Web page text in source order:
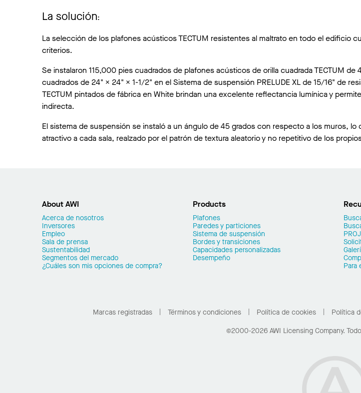
La solución:
La selección de los plafones acústicos TECTUM resistentes al maltrato en todo el edificio
criterios.
Se instalaron 115,000 pies cuadrados de plafones acústicos de orilla cuadrada TECTUM
cuadrados de 24" × 24" × 1-1/2" en el Sistema de suspensión PRELUDE XL de 15/16" de
TECTUM pintados de fábrica en White brindan una excelente reflectancia lumínica y
indirecta.
El sistema de suspensión se instaló a un ángulo de 45 grados con respecto a los muros,
atractivo a cada sala, realzado por el patrón de textura aleatorio y no repetitivo de los
About AWI
Acerca de nosotros
Inversores
Empleo
Sala de prensa
Sustentabilidad
Segmentos del mercado
¿Cuáles son mis opciones de compra?
Products
Plafones
Paredes y particiones
Sistema de suspensión
Bordes y transiciones
Capacidades personalizadas
Desempeño
Para
Marcas registradas Términos y condiciones Política de cookies Política
©2000-2026 AWI Licensing Company.